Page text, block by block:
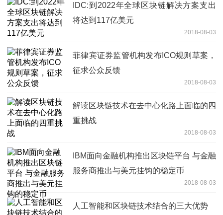
IDC:到2022年全球区块链解决方案支出
将达到117亿美元
2018-08-03
菲律宾证券监管机构发布ICO规则草案，
征求公众反馈
2018-08-03
解读区块链技术在去中心化路上面临的四
重挑战
2018-08-03
IBM面向金融机构推出区块链平台 与金融
服务商推出与美元挂钩的稳定币
2018-08-03
人工智能和区块链技术结合的三大优势